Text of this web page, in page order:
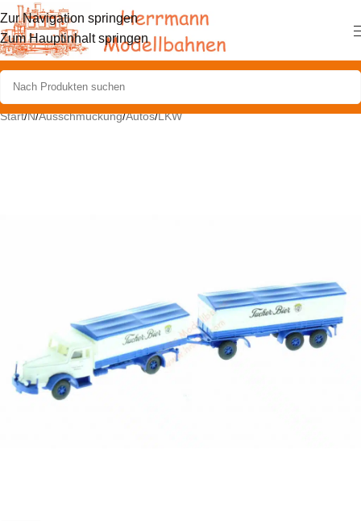
Zur Navigation springen
Zum Hauptinhalt springen
Start/N/Ausschmückung/Autos/LKW